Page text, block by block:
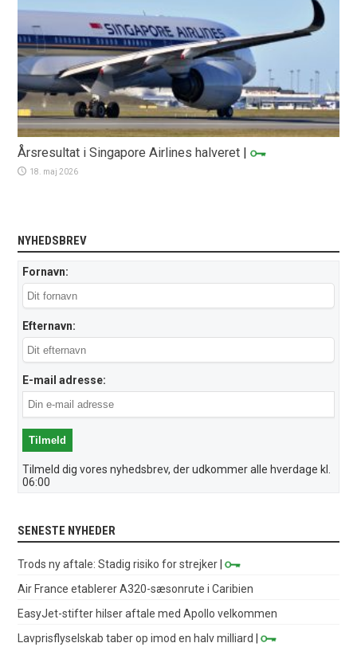
Årsresultat i Singapore Airlines halveret |
18. maj 2026
NYHEDSBREV
Fornavn:
Efternavn:
E-mail adresse:
Tilmeld dig vores nyhedsbrev, der udkommer alle hverdage kl.
06:00
SENESTE NYHEDER
Trods ny aftale: Stadig risiko for strejker |
Air France etablerer A320-sæsonrute i Caribien
EasyJet-stifter hilser aftale med Apollo velkommen
Lavprisflyselskab taber op imod en halv milliard
|